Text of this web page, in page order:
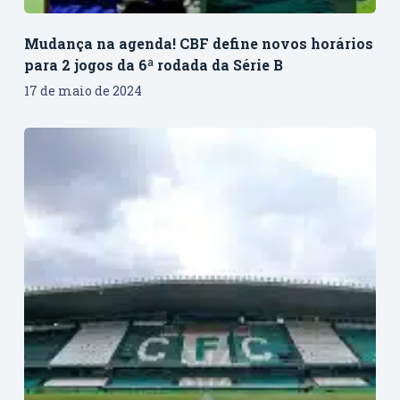
Mudança na agenda! CBF define novos horários
para 2 jogos da 6ª rodada da Série B
17 de maio de 2024